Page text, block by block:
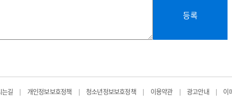
등록
는길 | 개인정보보호정책 | 청소년정보보호정책 | 이용약관 | 광고안내 | 이